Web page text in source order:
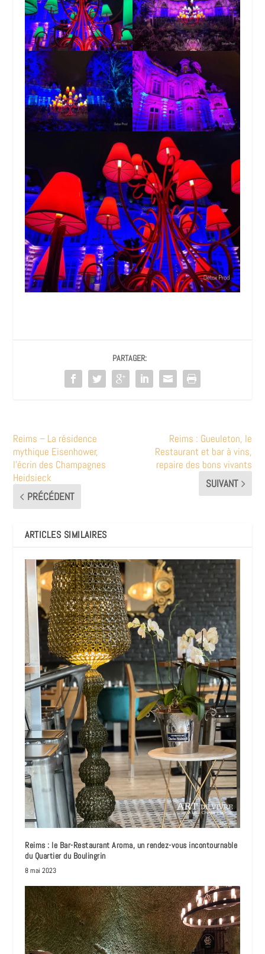
PARTAGER:
Reims – La résidence
mythique Eisenhower,
l’écrin des Champagnes
Heidsieck
PRÉCÉDENT
Reims : Gueuleton, le
Restaurant et bar à vins,
repaire des bons vivants
SUIVANT
ARTICLES SIMILAIRES
Reims : le Bar-Restaurant Aroma, un rendez-vous incontournable
du Quartier du Boulingrin
8 mai 2023